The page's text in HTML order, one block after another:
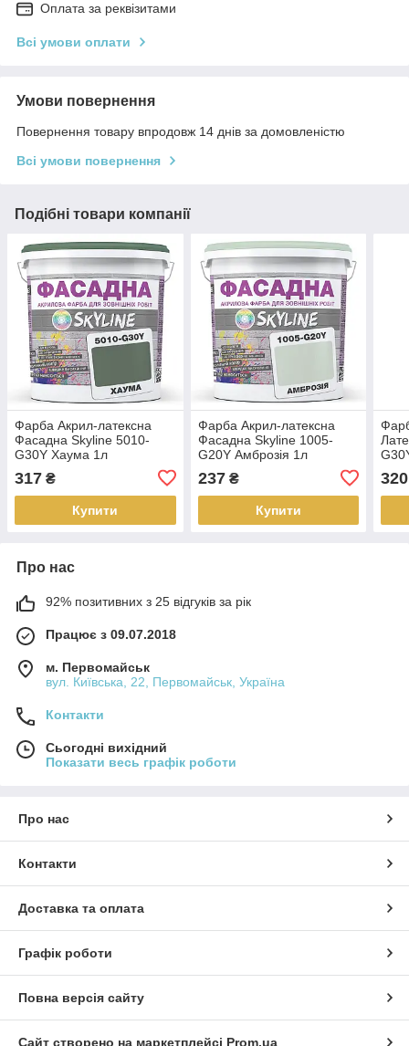
Оплата за реквізитами
Всі умови оплати
Умови повернення
Повернення товару впродовж 14 днів за домовленістю
Всі умови повернення
Подібні товари компанії
Фарба Акрил-латексна
Фасадна Skyline 5010-
G30Y Хаума 1л
317 ₴
Купити
Фарба Акрил-латексна
Фасадна Skyline 1005-
G20Y Амброзія 1л
237₴
Купити
320
Про нас
92% позитивних з 25 відгуків за рік
Працює з 09.07.2018
м. Первомайськ
вул. Київська, 22, Первомайськ, Україна
Контакти
Сьогодні вихідний
Показати весь графік роботи
Про нас
Контакти
Доставка та оплата
Графік роботи
Повна версія сайту
Сайт створено на маркетплейсі Prom.ua